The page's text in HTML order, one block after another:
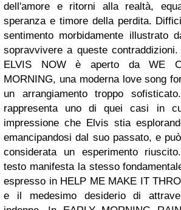
dell'amore e ritorni alla realtà,
speranza e timore della perdita.
sentimento morbidamente illustrato
sopravvivere a queste
ELVIS NOW è aperto da WE
MORNING, una moderna love song
un arrangiamento troppo
rappresenta uno di quei casi in
impressione che Elvis stia
emancipandosi dal suo passato, e
considerata un esperimento
testo manifesta la stesso
espresso in HELP ME MAKE IT
e il medesimo desiderio di